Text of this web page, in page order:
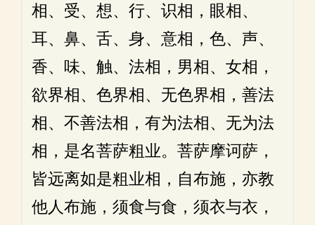
相、受、想、行、识相，眼相、
耳、鼻、舌、身、意相，色、声、
香、味、触、法相，男相、女相，
欲界相、色界相、无色界相，善法
相、不善法相，有为法相、无为法
相，是名菩萨粗业。菩萨摩诃萨，
皆远离如是粗业相，自布施，亦教
他人布施，须食与食，须衣与衣，